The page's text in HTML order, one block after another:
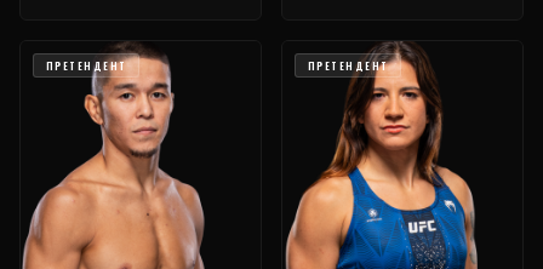
ПРЕТЕНДЕНТ ПРЕТЕНДЕНТ